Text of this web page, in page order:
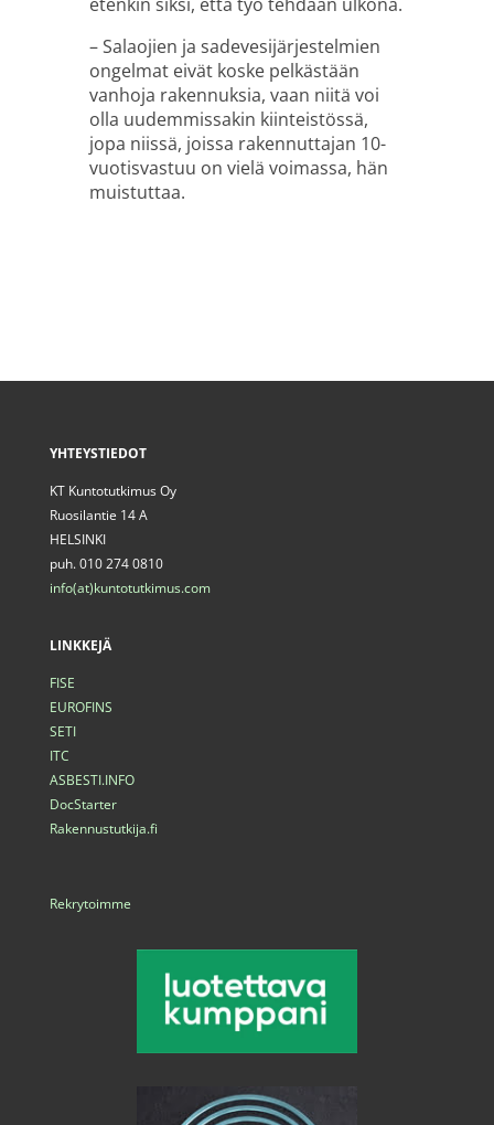
– Salaojien ja sadevesijärjestelmien
ongelmat eivät koske pelkästään
vanhoja rakennuksia, vaan niitä voi
olla uudemmissakin kiinteistössä,
jopa niissä, joissa rakennuttajan 10-
vuotisvastuu on vielä voimassa, hän
muistuttaa.
YHTEYSTIEDOT
KT Kuntotutkimus Oy
Ruosilantie 14 A
HELSINKI
puh. 010 274 0810
info(at)kuntotutkimus.com
LINKKEJÄ
FISE
EUROFINS
SETI
ITC
ASBESTI.INFO
DocStarter
Rakennustutkija.fi
Rekrytoimme